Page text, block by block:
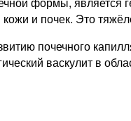
и почек. Это
почечного
васкулит в